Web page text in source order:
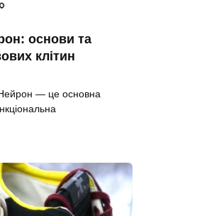
основи та
клітин
— це основна